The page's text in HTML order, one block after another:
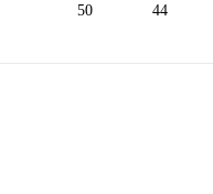
50 44